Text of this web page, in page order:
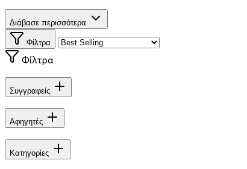
Διάβασε περισσότερα
Φίλτρα
Φίλτρα
Συγγραφείς
Αφηγητές
Κατηγορίες